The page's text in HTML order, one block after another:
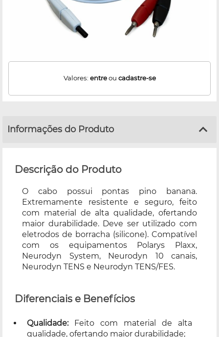
Valores: entreou cadastre-se
Informações do Produto
Descrição do Produto
O cabo possui pontas pino banana.
Extremamente resistente e seguro, feito
com material de alta qualidade, ofertando
maior durabilidade. Deve ser utilizado com
eletrodos de borracha (silicone). Compatível
com os equipamentos Polarys Plaxx,
Neurodyn System, Neurodyn 10 canais,
Neurodyn TENS e Neurodyn TENS/FES.
Diferenciais e Benefícios
Qualidade:Feito com material de alta
qualidade, ofertando maior durabilidade;